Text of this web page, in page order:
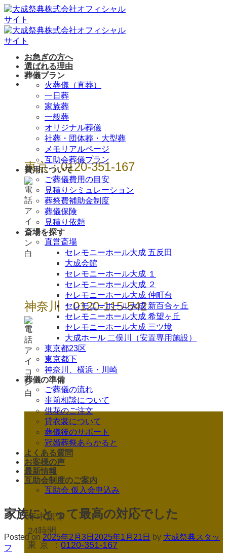
Skip
to
content
年中無休 / 24時
東京：0120-351-167
神奈川：0120-115-542
年中無休
24時間
東京
：0120-351-167
お急ぎの方へ
選ばれる理由
葬儀プラン
火葬儀（直葬）
一日葬
家族葬
一般葬
オリジナル葬儀
社葬・団体葬・大型葬
メモリアルページ
互助会葬儀プラン
費用について
ご葬儀費用の目安
見積りシミュレーション
葬祭費補助金制度
葬儀保険
見積り依頼
斎場を探す
直営斎場
セレモニーホール大成 五反田
大成会館
セレモニーホール大成 １
セレモニーホール大成 ２
セレモニーホール大成 仲町台
セレモニーホール大成 新百合ヶ丘
セレモニーホール大成 希望ヶ丘
セレモニーホール大成 三ツ境
大成ホール 二俣川（安置専用施設）
東京都23区
東京都下
神奈川、横浜・川崎
葬儀の準備
ご葬儀の流れ
事前相談について
供花のご注文
貸衣裳について
葬儀後のサポート
冠婚葬祭あらかると
よくある質問
お客様の声
最新情報
互助会制度のご案内
互助会 仮入会申込み
家族にとって最高の対応でした
Posted on 2025年2月3日 2025年1月21日 by 大成祭典スタッ
フ